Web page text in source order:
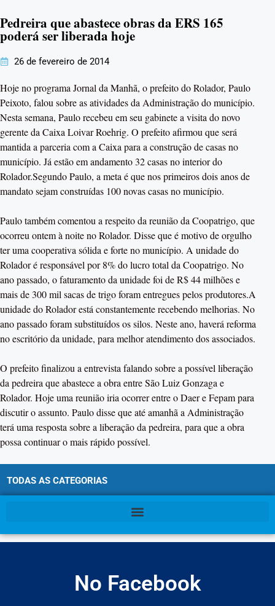
Pedreira que abastece obras da ERS 165
poderá ser liberada hoje
26 de fevereiro de 2014
Hoje no programa Jornal da Manhã, o prefeito do Rolador, Paulo
Peixoto, falou sobre as atividades da Administração do município.
Nesta semana, Paulo recebeu em seu gabinete a visita do novo
gerente da Caixa Loivar Roehrig. O prefeito afirmou que será
mantida a parceria com a Caixa para a construção de casas no
município. Já estão em andamento 32 casas no interior do
Rolador.Segundo Paulo, a meta é que nos primeiros dois anos de
mandato sejam construídas 100 novas casas no município.
Paulo também comentou a respeito da reunião da Coopatrigo, que
ocorreu ontem à noite no Rolador. Disse que é motivo de orgulho
ter uma cooperativa sólida e forte no município. A unidade do
Rolador é responsável por 8% do lucro total da Coopatrigo. No
ano passado, o faturamento da unidade foi de R$ 44 milhões e
mais de 300 mil sacas de trigo foram entregues pelos produtores.A
unidade do Rolador está constantemente recebendo melhorias. No
ano passado foram substituídos os silos. Neste ano, haverá reforma
no escritório da unidade, para melhor atendimento dos associados.
O prefeito finalizou a entrevista falando sobre a possível liberação
da pedreira que abastece a obra entre São Luiz Gonzaga e
Rolador. Hoje uma reunião iria ocorrer entre o Daer e Fepam para
discutir o assunto. Paulo disse que até amanhã a Administração
terá uma resposta sobre a liberação da pedreira, para que a obra
possa continuar o mais rápido possível.
TODAS AS CATEGORIAS
No Facebook